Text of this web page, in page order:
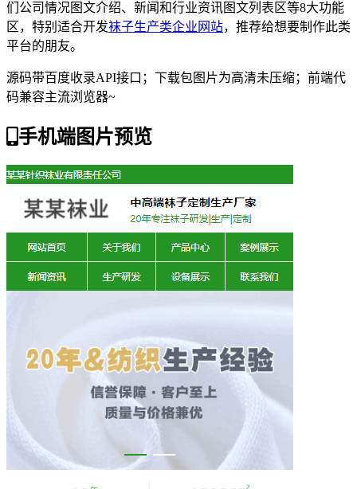
们公司情况图文介绍、新闻和行业资讯图文列表区等8大功能
区，特别适合开发袜子生产类企业网站，推荐给想要制作此类
平台的朋友。
源码带百度收录API接口；下载包图片为高清未压缩；前端代
码兼容主流浏览器~
手机端图片预览